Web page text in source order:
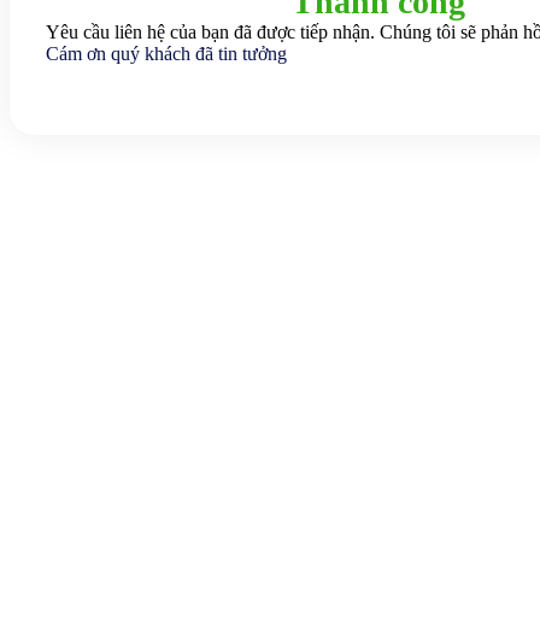
Yêu cầu liên hệ của bạn đã được tiếp nhận. Chúng tôi sẽ phản
Cám ơn quý khách đã tin tưởng